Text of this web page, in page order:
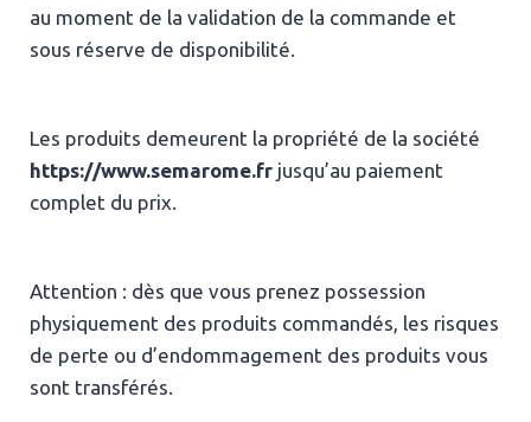
au moment de la validation de la commande et
sous réserve de disponibilité.
Les produits demeurent la propriété de la société
https://www.semarome.fr jusqu’au paiement
complet du prix.
Attention : dès que vous prenez possession
physiquement des produits commandés, les risques
de perte ou d’endommagement des produits vous
sont transférés.